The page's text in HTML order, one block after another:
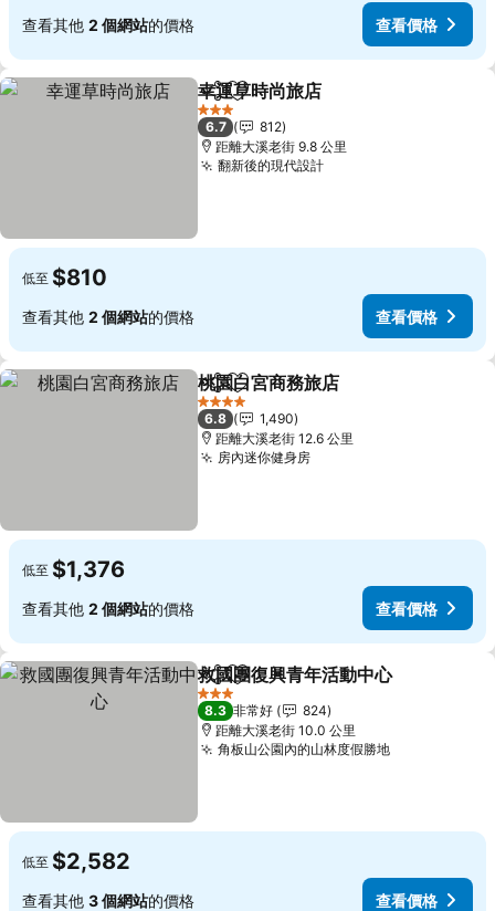
查看其他 2 個網站的價格 查看價格
分享 加入我的最愛
幸運草時尚旅店
3 星級
6.7
812
距離大溪老街 9.8 公里
翻新後的現代設計查看價格
低至 $810
查看其他 2 個網站的價格 查看價格
分享 加入我的最愛
桃園白宮商務旅店
4 星級
6.8
1,490
距離大溪老街 12.6 公里
房內迷你健身房查看價格
低至 $1,376
查看其他 2 個網站的價格 查看價格
分享 加入我的最愛
救國團復興青年活動中心
3 星級
8.3 非常好
824
距離大溪老街 10.0 公里
角板山公園內的山林度假勝地查看價格
低至 $2,582
查看其他 3 個網站的價格 查看價格